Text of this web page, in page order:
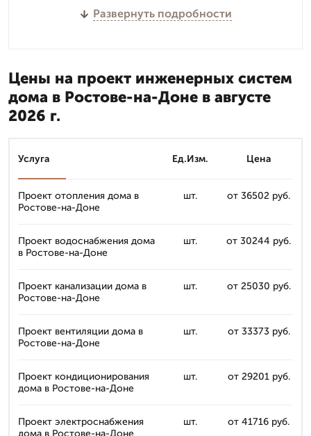
Развернуть подробности
Цены на проект инженерных систем
дома в Ростове-на-Доне в августе
2026 г.
Услуга Ед.Изм. Цена
Проект отопления дома в
Ростове-на-Доне
шт. от 36502 руб.
Проект водоснабжения дома
в Ростове-на-Доне
шт. от 30244 руб.
Проект канализации дома в
Ростове-на-Доне
шт. от 25030 руб.
Проект вентиляции дома в
Ростове-на-Доне
шт. от 33373 руб.
Проект кондиционирования
дома в Ростове-на-Доне
шт. от 29201 руб.
Проект электроснабжения
дома в Ростове-на-Доне
шт. от 41716 руб.